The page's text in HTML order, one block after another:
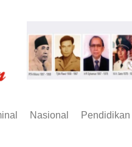
Nasional Pendidikan